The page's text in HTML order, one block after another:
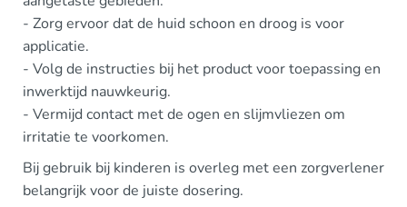
- Zorg ervoor dat de huid schoon en droog is voor
applicatie.
- Volg de instructies bij het product voor toepassing en
inwerktijd nauwkeurig.
- Vermijd contact met de ogen en slijmvliezen om
irritatie te voorkomen.
Bij gebruik bij kinderen is overleg met een zorgverlener
belangrijk voor de juiste dosering.